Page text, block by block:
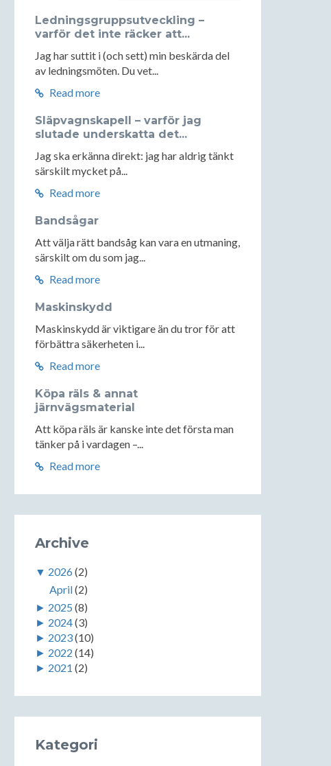
Ledningsgruppsutveckling –
varför det inte räcker att...
Jag har suttit i (och sett) min beskärda del
av ledningsmöten. Du vet...
Read more
Släpvagnskapell – varför jag
slutade underskatta det...
Jag ska erkänna direkt: jag har aldrig tänkt
särskilt mycket på...
Read more
Bandsågar
Att välja rätt bandsåg kan vara en utmaning,
särskilt om du som jag...
Read more
Maskinskydd
Maskinskydd är viktigare än du tror för att
förbättra säkerheten i...
Read more
Köpa räls & annat
järnvägsmaterial
Att köpa räls är kanske inte det första man
tänker på i vardagen –...
Read more
Archive
▼ 2026(2)
April(2)
► 2025 (8)
► 2024(3)
► 2023(10)
► 2022 (14)
► 2021 (2)
Kategori